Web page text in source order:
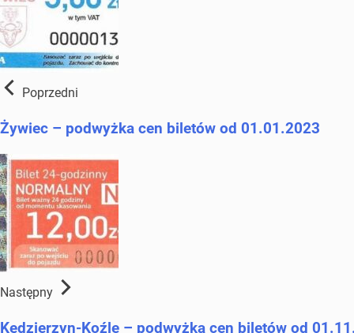
Poprzedni
Żywiec – podwyżka cen biletów od 01.01.2023
Następny
Kędzierzyn-Koźle – podwyżka cen biletów od